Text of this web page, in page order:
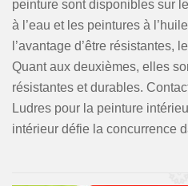
peinture sont disponibles sur
à l’eau et les peintures à
l’avantage d’être résistantes,
Quant aux deuxièmes, elles
résistantes et durables.
Ludres pour la peinture
intérieur défie la concurrence